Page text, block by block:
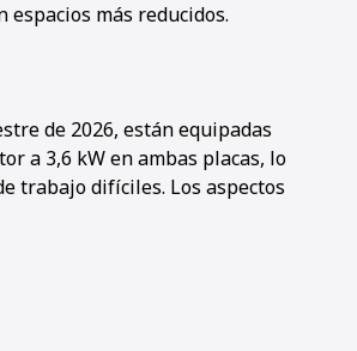
espacios más reducidos.
de 2026, están equipadas
a 3,6 kW en ambas placas, lo
trabajo difíciles. Los aspectos